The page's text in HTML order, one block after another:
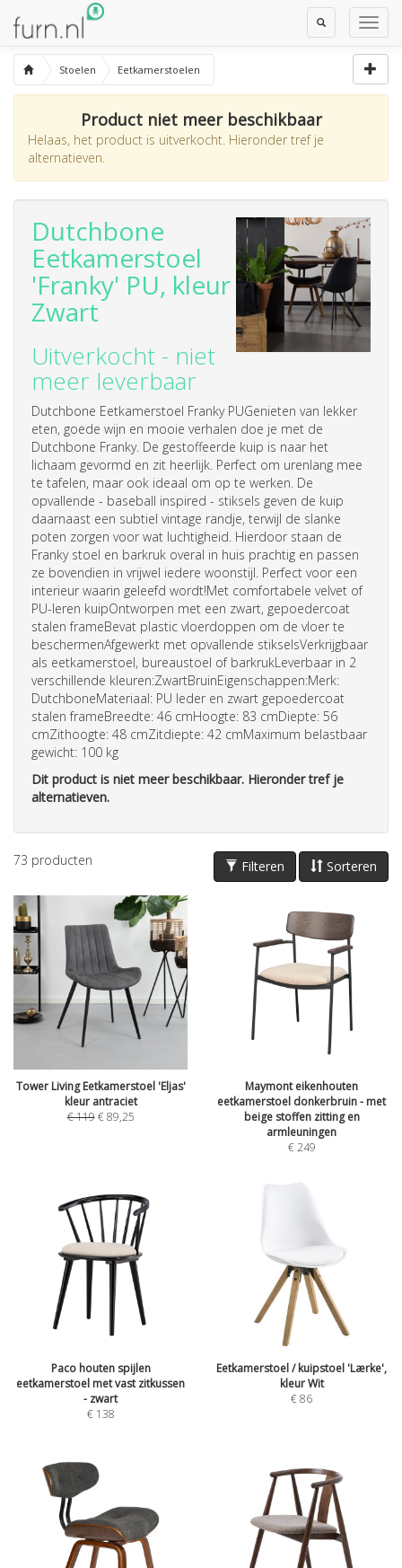
Toggle
Search
Stoelen Eetkamerstoelen
Product niet meer beschikbaar
Helaas, het product is uitverkocht. Hieronder tref je
alternatieven.
Dutchbone
Eetkamerstoel
'Franky' PU, kleur
Zwart
Uitverkocht - niet
meer leverbaar
Dutchbone Eetkamerstoel Franky PUGenieten van lekker
eten, goede wijn en mooie verhalen doe je met de
Dutchbone Franky. De gestoffeerde kuip is naar het
lichaam gevormd en zit heerlijk. Perfect om urenlang mee
te tafelen, maar ook ideaal om op te werken. De
opvallende - baseball inspired - stiksels geven de kuip
daarnaast een subtiel vintage randje, terwijl de slanke
poten zorgen voor wat luchtigheid. Hierdoor staan de
Franky stoel en barkruk overal in huis prachtig en passen
ze bovendien in vrijwel iedere woonstijl. Perfect voor een
interieur waarin geleefd wordt!Met comfortabele velvet of
PU-leren kuipOntworpen met een zwart, gepoedercoat
stalen frameBevat plastic vloerdoppen om de vloer te
beschermenAfgewerkt met opvallende stikselsVerkrijgbaar
als eetkamerstoel, bureaustoel of barkrukLeverbaar in 2
verschillende kleuren:ZwartBruinEigenschappen:Merk:
DutchboneMateriaal: PU leder en zwart gepoedercoat
stalen frameBreedte: 46 cmHoogte: 83 cmDiepte: 56
cmZithoogte: 48 cmZitdiepte: 42 cmMaximum belastbaar
gewicht: 100 kg
Dit product is niet meer beschikbaar. Hieronder tref je
alternatieven.
Sorteren
Filteren
73 producten
Tower Living Eetkamerstoel 'Eljas'
kleur antraciet
€119 €89,25
Maymont eikenhouten
eetkamerstoel donkerbruin - met
beige stoffen zitting en
armleuningen
€249
Paco houten spijlen
eetkamerstoel met vast zitkussen
- zwart
€ 138
Eetkamerstoel / kuipstoel 'Lærke',
kleur Wit
€86